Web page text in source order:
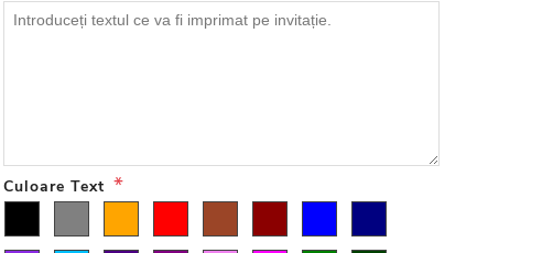
Culoare Text *